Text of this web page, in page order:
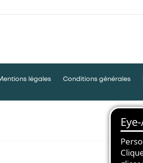
légales Conditions générales